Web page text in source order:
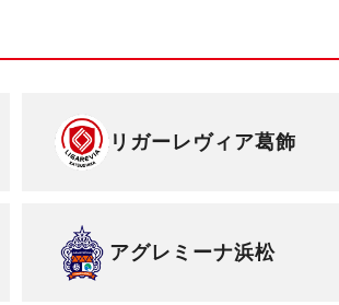
リガーレヴィア葛飾
アグレミーナ浜松